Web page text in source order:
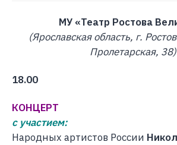
МУ «Театр Ростова
(Ярославская область, г.
Пролетарская, 38)
18.00
КОНЦЕРТ
с участием:
Народных артистов России